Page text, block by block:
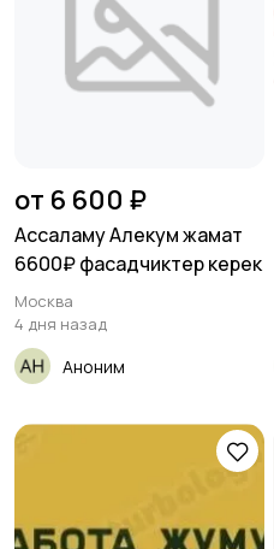
от 6 600 ₽
Ассаламу Алекум жамат
6600₽ фасадчиктер керек
Москва
4 дня назад
Аноним